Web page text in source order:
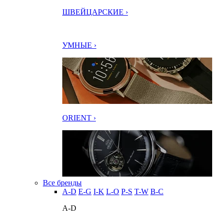
ШВЕЙЦАРСКИЕ ›
УМНЫЕ ›
ORIENT ›
Все бренды
A-D E-G I-K L-O P-S T-W В-С
A-D